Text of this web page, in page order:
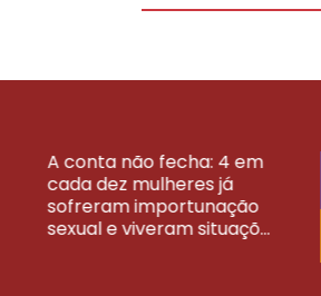
A conta não fecha: 4 em
cada dez mulheres já
sofreram importunação
sexual e viveram situaçõ...